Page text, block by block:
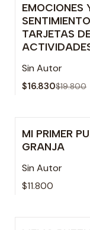
-15% OFF
EMOCIONES
TARJETAS
Sin Autor
$16.830$19.800
Agotado
MI PRIMER
GRANJA
Sin Autor
$11.800